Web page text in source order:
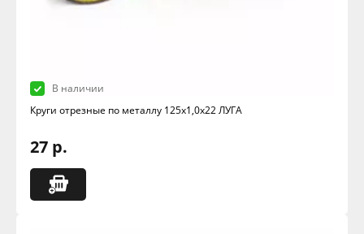
В наличии
Круги отрезные по металлу 125х1,0х22 ЛУГА
27 р.